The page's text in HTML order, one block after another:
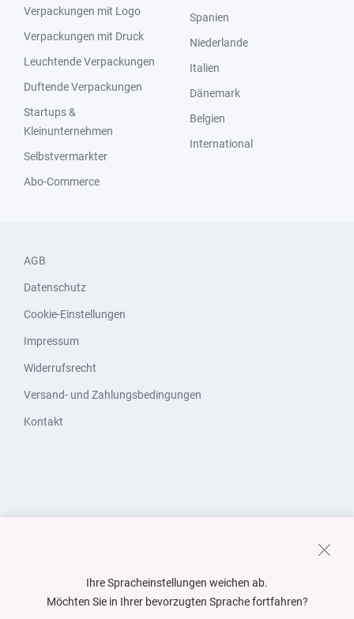
Verpackungen mit Logo
Verpackungen mit Druck
Leuchtende Verpackungen
Duftende Verpackungen
Startups &
Kleinunternehmen
Selbstvermarkter
Abo-Commerce
Spanien
Niederlande
Italien
Dänemark
Belgien
International
AGB
Datenschutz
Cookie-Einstellungen
Impressum
Widerrufsrecht
Versand- und Zahlungsbedingungen
Kontakt
Ihre Spracheinstellungen weichen ab.
Möchten Sie in Ihrer bevorzugten Sprache fortfahren?